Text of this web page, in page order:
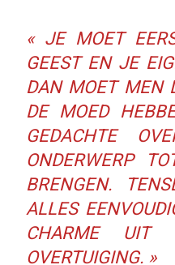
« JE MOET
GEEST EN JE
DAN MOET MEN
DE MOED
GEDACHTE
ONDERWERP
BRENGEN.
ALLES
CHARME UIT
OVERTUIGING. »